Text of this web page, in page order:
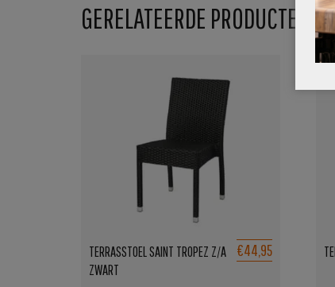
GERELATEERDE PRODUCTEN
TERRASSTOEL SAINT TROPEZ Z/A
ZWART
€44,95